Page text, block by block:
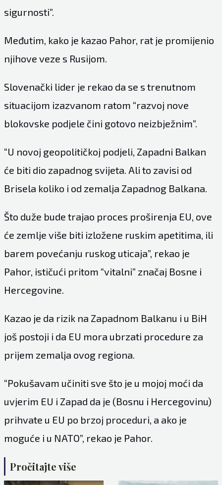
sigurnosti”.
Međutim, kako je kazao Pahor, rat je promijenio
njihove veze s Rusijom.
Slovenački lider je rekao da se s trenutnom
situacijom izazvanom ratom “razvoj nove
blokovske podjele čini gotovo neizbježnim”.
“U novoj geopolitičkoj podjeli, Zapadni Balkan
će biti dio zapadnog svijeta. Ali to zavisi od
Brisela koliko i od zemalja Zapadnog Balkana.
Što duže bude trajao proces proširenja EU, ove
će zemlje više biti izložene ruskim apetitima, ili
barem povećanju ruskog uticaja”, rekao je
Pahor, ističući pritom “vitalni” značaj Bosne i
Hercegovine.
Kazao je da rizik na Zapadnom Balkanu i u BiH
još postoji i da EU mora ubrzati procedure za
prijem zemalja ovog regiona.
“Pokušavam učiniti sve što je u mojoj moći da
uvjerim EU i Zapad da je (Bosnu i Hercegovinu)
prihvate u EU po brzoj proceduri, a ako je
moguće i u NATO”, rekao je Pahor.
Pročitajte više